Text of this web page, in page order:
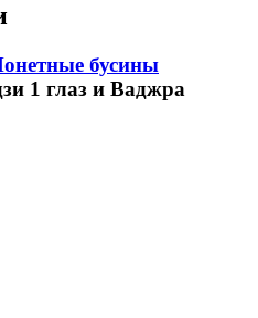
бусины
1 глаз и Ваджра